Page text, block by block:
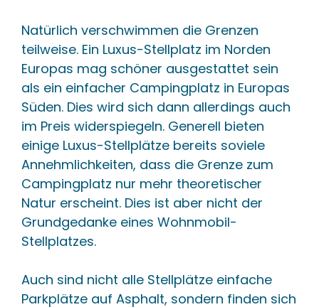
Natürlich verschwimmen die Grenzen
teilweise. Ein Luxus-Stellplatz im Norden
Europas mag schöner ausgestattet sein
als ein einfacher Campingplatz in Europas
Süden. Dies wird sich dann allerdings auch
im Preis widerspiegeln. Generell bieten
einige Luxus-Stellplätze bereits soviele
Annehmlichkeiten, dass die Grenze zum
Campingplatz nur mehr theoretischer
Natur erscheint. Dies ist aber nicht der
Grundgedanke eines Wohnmobil-
Stellplatzes.
Auch sind nicht alle Stellplätze einfache
Parkplätze auf Asphalt, sondern finden sich